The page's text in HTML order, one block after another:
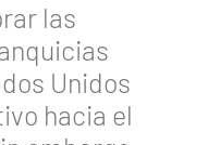
las
Unidos
hacia el